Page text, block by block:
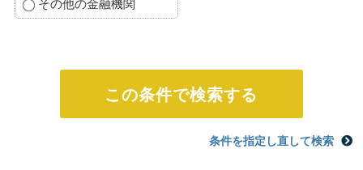
その他の金融機関
条件を指定し直して検索